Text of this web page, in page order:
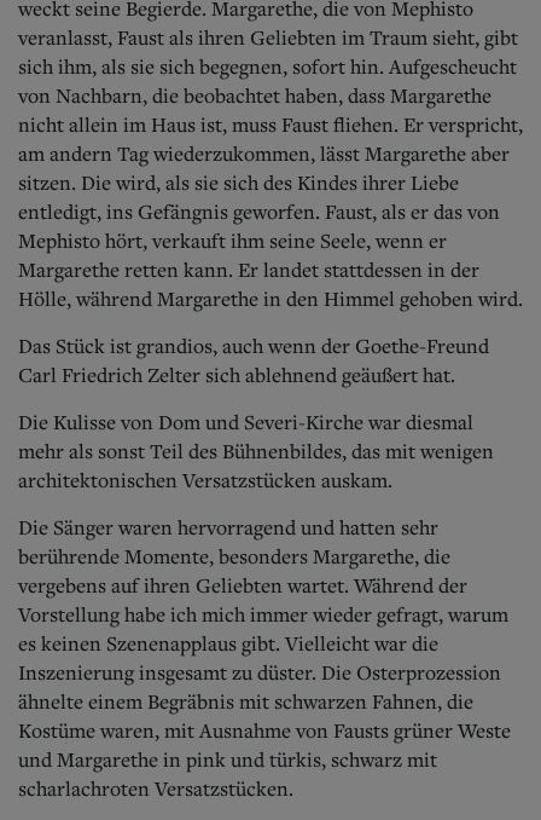
weckt seine Begierde. Margarethe, die von Mephisto
veranlasst, Faust als ihren Geliebten im Traum sieht, gibt
sich ihm, als sie sich begegnen, sofort hin. Aufgescheucht
von Nachbarn, die beobachtet haben, dass Margarethe
nicht allein im Haus ist, muss Faust fliehen. Er verspricht,
am andern Tag wiederzukommen, lässt Margarethe aber
sitzen. Die wird, als sie sich des Kindes ihrer Liebe
entledigt, ins Gefängnis geworfen. Faust, als er das von
Mephisto hört, verkauft ihm seine Seele, wenn er
Margarethe retten kann. Er landet stattdessen in der
Hölle, während Margarethe in den Himmel gehoben wird.
Das Stück ist grandios, auch wenn der Goethe-Freund
Carl Friedrich Zelter sich ablehnend geäußert hat.
Die Kulisse von Dom und Severi-Kirche war diesmal
mehr als sonst Teil des Bühnenbildes, das mit wenigen
architektonischen Versatzstücken auskam.
Die Sänger waren hervorragend und hatten sehr
berührende Momente, besonders Margarethe, die
vergebens auf ihren Geliebten wartet. Während der
Vorstellung habe ich mich immer wieder gefragt, warum
es keinen Szenenapplaus gibt. Vielleicht war die
Inszenierung insgesamt zu düster. Die Osterprozession
ähnelte einem Begräbnis mit schwarzen Fahnen, die
Kostüme waren, mit Ausnahme von Fausts grüner Weste
und Margarethe in pink und türkis, schwarz mit
scharlachroten Versatzstücken.